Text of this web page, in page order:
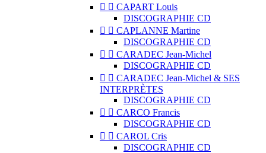
  CAPART Louis
DISCOGRAPHIE CD
  CAPLANNE Martine
DISCOGRAPHIE CD
  CARADEC Jean-Michel
DISCOGRAPHIE CD
  CARADEC Jean-Michel & SES
INTERPRÈTES
DISCOGRAPHIE CD
  CARCO Francis
DISCOGRAPHIE CD
  CAROL Cris
DISCOGRAPHIE CD